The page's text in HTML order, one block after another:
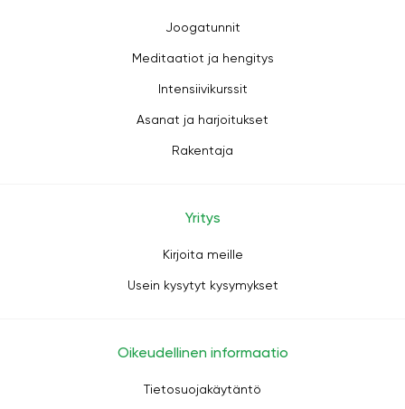
Joogatunnit
Meditaatiot ja hengitys
Intensiivikurssit
Asanat ja harjoitukset
Rakentaja
Yritys
Kirjoita meille
Usein kysytyt kysymykset
Oikeudellinen informaatio
Tietosuojakäytäntö